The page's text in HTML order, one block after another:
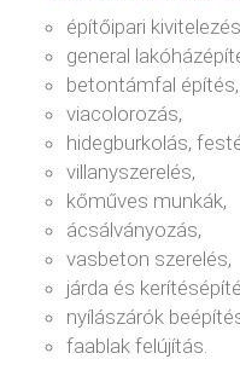
építőipari
general
betontámfal építés,
viacolorozás,
hidegburkolás,
villanyszerelés,
kőműves munkák,
ácsálványozás,
vasbeton szerelés,
járda és
nyílászárók
faablak felújítás.